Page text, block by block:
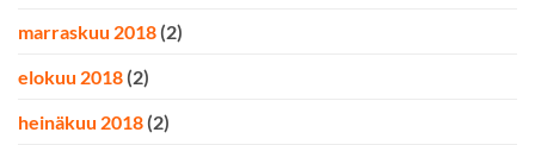
marraskuu 2018 (2)
elokuu 2018 (2)
heinäkuu 2018 (2)